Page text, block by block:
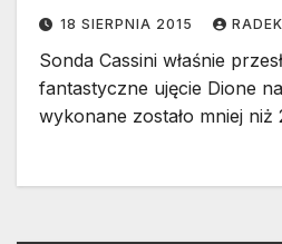
18 SIERPNIA 2015
Sonda Cassini właśnie
fantastyczne ujęcie Dione
wykonane zostało mniej